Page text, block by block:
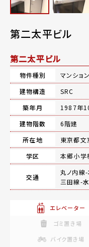
第二太平ビル
第二太平ビル
物件種別
マンション
建物構造
SRC
築年月
1987年
建物階数
6階建
所在地
東京都文
学区
本郷小学
交通
丸ノ内線-
三田線-
エレベーター
ゴミ置き場
バイク置き場